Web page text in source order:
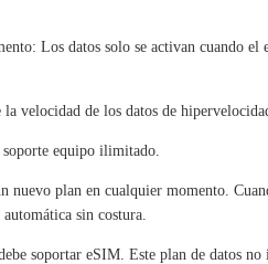
Los datos solo se activan cuando
velocidad de los datos de
soporte equipo ilimitado.
nuevo plan en cualquier momento.
sin costura.
soportar eSIM. Este plan de datos